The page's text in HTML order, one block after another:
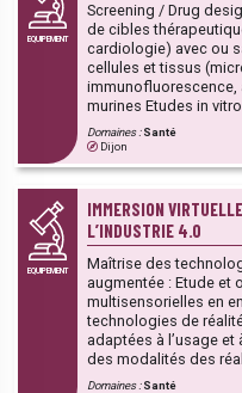
EQUIPEMENT
Screening / Drug design in silico
de cibles
cardiologie) avec ou
cellules et tissus
murines Etudes in vitro (avec ou sans radioactivité) : culture
cellulaire, binding
cytométrie en flux,
Radiochimie :
inorganiques) avec
recherche et en médecine nucléaire
HPLC, FPLC, comptage gamma Etudes in
radioactivité) :
oncologie,
intra-trachéale, intra-
intra-péritonéale),
imagerie PET-MRI,
fluorescence),
Domaines :Santé
Dijon
EQUIPEMENT
IMMERSION
L’INDUSTRIE 4.0
Maîtrise des
augmentée : Etude et optimisation des interactions
multisensorielles en
technologies de
adaptées à l’usage et à
des modalités des
adaptation optimale à l’humain,
Domaines :Santé